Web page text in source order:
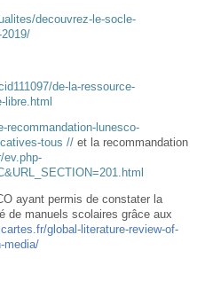
decouvrez-le-socle-
de-la-ressource-
libre.html
recommandation-lunesco-
tous //et la recommandation
ev.php-
ayant permis de constater la
de manuels scolaires grâce aux
global-literature-review-of-
media/